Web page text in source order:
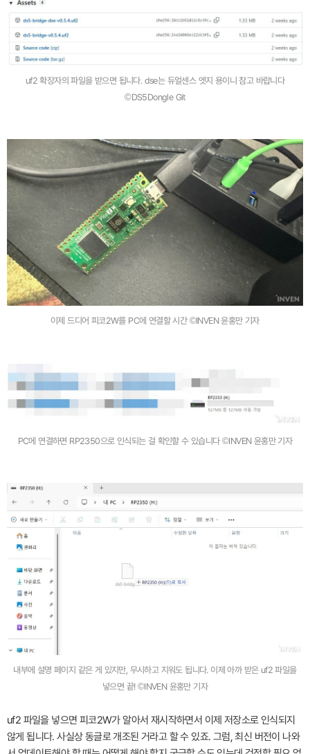
uf2 확장자의 파일을 받으면 됩니다. dse는 듀얼센스 엣지 용이니 참고 바랍니다
©DS5Dongle Git
이제 드디어 피코2W를 PC에 연결할 시간 ©INVEN 윤홍만 기자
PC에 연결하면 RP2350으로 인식되는 걸 확인할 수 있습니다 ©INVEN 윤홍만 기자
내부에 설명 페이지 같은 게 있지만, 무시하고 지워도 됩니다. 이제 아까 받은 uf2 파일을
넣으면 끝! ©INVEN 윤홍만 기자
uf2 파일을 넣으면 피코2W가 알아서 재시작하면서 이제 저장소로 인식되지
않게 됩니다. 사실상 동글로 개조된 거라고 할 수 있죠. 그럼, 최신 버전이 나와